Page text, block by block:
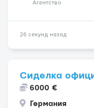
Агентство
26 секунд назад
Сиделка
6000 €
Германия